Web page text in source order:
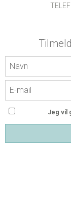
Jeg vil